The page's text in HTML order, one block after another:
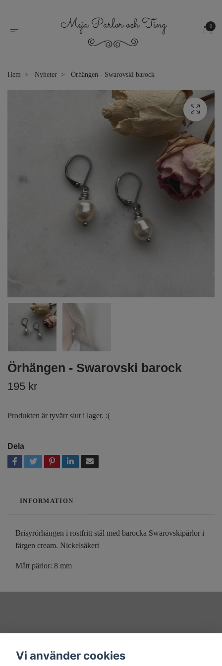
0
Hem Nyheter Örhängen - Swarovski barock
Örhängen - Swarovski barock
195 kr
Produkten är tyvärr slut i lager. :(
Dela
INFORMATION
Brisyrörhängen i rostfritt stål med barocka Swarovskipärlor i
färgen cream. Nickelsäkert
Mått pärlor: 8 mm
Vi använder cookies